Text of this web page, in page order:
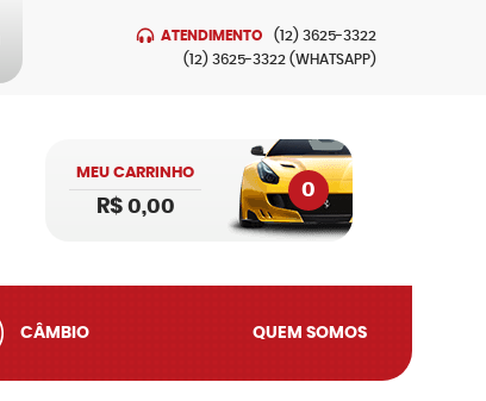
ATENDIMENTO (12) 3625-3322
(12) 3625-3322 (WHATSAPP)
MEU CARRINHO
0
R$ 0,00
CÂMBIO QUEM SOMOS